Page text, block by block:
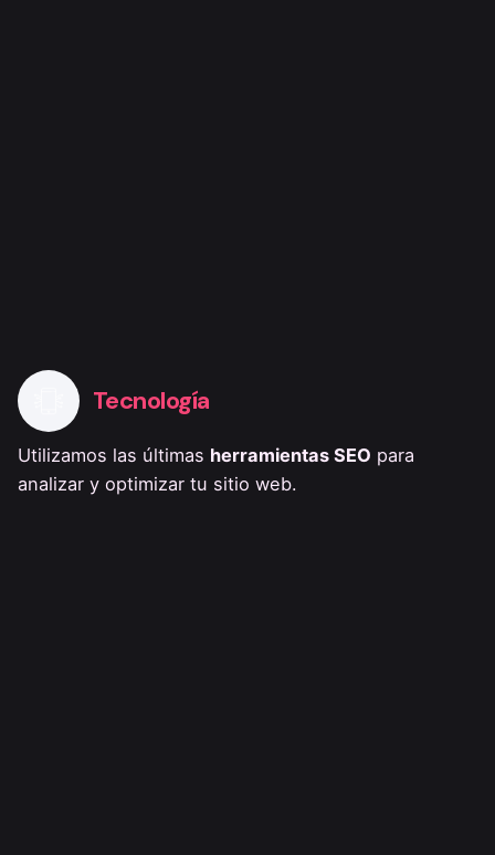
Tecnología
Utilizamos las últimas herramientas SEO para
analizar y optimizar tu sitio web.